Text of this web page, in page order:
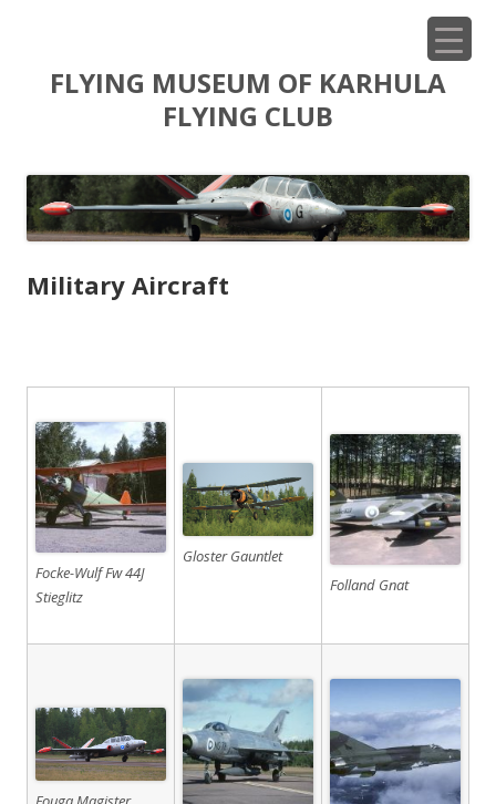
sisältöönFLYING MUSEUM OF KARHULA
FLYING CLUB
Military Aircraft
Focke-Wulf Fw 44J
Stieglitz
Gloster Gauntlet
Folland Gnat